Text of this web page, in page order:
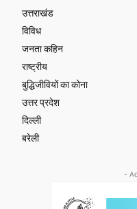
उत्तराखंड
विविध
जनता कहिन
राष्ट्रीय
बुद्धिजीवियों का कोना
उत्तर प्रदेश
दिल्ली
बरेली
-